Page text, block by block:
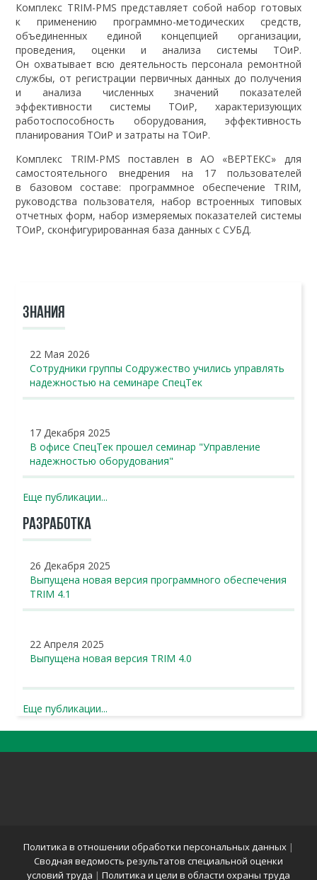
Комплекс TRIM-PMS представляет собой набор готовых
к применению программно-методических средств,
объединенных единой концепцией организации,
проведения, оценки и анализа системы ТОиР.
Он охватывает всю деятельность персонала ремонтной
службы, от регистрации первичных данных до получения
и анализа численных значений показателей
эффективности системы ТОиР, характеризующих
работоспособность оборудования, эффективность
планирования ТОиР и затраты на ТОиР.
Комплекс TRIM-PMS поставлен в АО «ВЕРТЕКС» для
самостоятельного внедрения на 17 пользователей
в базовом составе: программное обеспечение TRIM,
руководства пользователя, набор встроенных типовых
отчетных форм, набор измеряемых показателей системы
ТОиР, сконфигурированная база данных с СУБД.
ЗНАНИЯ
22 Мая 2026
Сотрудники группы Содружество учились управлять
надежностью на семинаре СпецТек
17 Декабря 2025
В офисе СпецТек прошел семинар "Управление
надежностью оборудования"
Еще публикации...
РАЗРАБОТКА
26 Декабря 2025
Выпущена новая версия программного обеспечения
TRIM 4.1
22 Апреля 2025
Выпущена новая версия TRIM 4.0
Еще публикации...
Политика в отношении обработки персональных данных |
Сводная ведомость результатов специальной оценки
условий труда | Политика и цели в области охраны труда